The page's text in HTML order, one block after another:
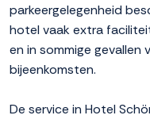
parkeergelegenheid
hotel vaak extra
en in sommige gevallen
bijeenkomsten.
De service in Hotel